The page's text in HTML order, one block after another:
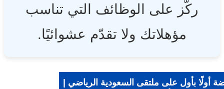
ركّز على الوظائف التي تناسب
مؤهلاتك ولا تقدّم عشوائيًا.
أولًا بأول على ملتقى السعودية الرياضي |